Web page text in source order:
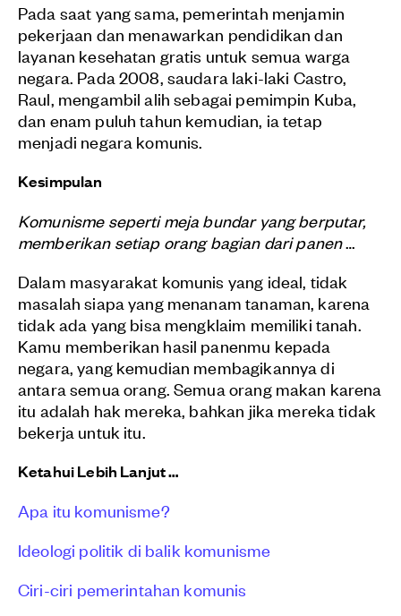
Pada saat yang sama, pemerintah menjamin
pekerjaan dan menawarkan pendidikan dan
layanan kesehatan gratis untuk semua warga
negara. Pada 2008, saudara laki-laki Castro,
Raul, mengambil alih sebagai pemimpin Kuba,
dan enam puluh tahun kemudian, ia tetap
menjadi negara komunis.
Kesimpulan
Komunisme seperti meja bundar yang berputar,
memberikan setiap orang bagian dari panen…
Dalam masyarakat komunis yang ideal, tidak
masalah siapa yang menanam tanaman, karena
tidak ada yang bisa mengklaim memiliki tanah.
Kamu memberikan hasil panenmu kepada
negara, yang kemudian membagikannya di
antara semua orang. Semua orang makan karena
itu adalah hak mereka, bahkan jika mereka tidak
bekerja untuk itu.
Ketahui Lebih Lanjut…
Apa itu komunisme?
Ideologi politik di balik komunisme
Ciri-ciri pemerintahan komunis